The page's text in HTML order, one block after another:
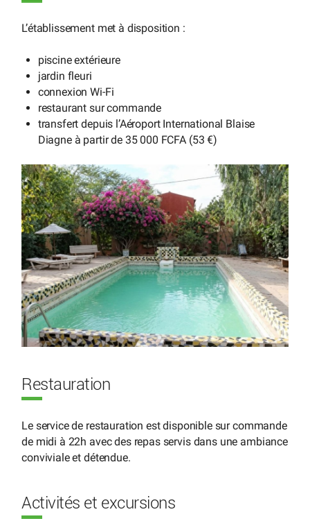
L’établissement met à disposition :
piscine extérieure
jardin fleuri
connexion Wi-Fi
restaurant sur commande
transfert depuis l’Aéroport International Blaise
Diagne à partir de 35 000 FCFA (53 €)
Restauration
Le service de restauration est disponible sur commande
de midi à 22h avec des repas servis dans une ambiance
conviviale et détendue.
Activités et excursions